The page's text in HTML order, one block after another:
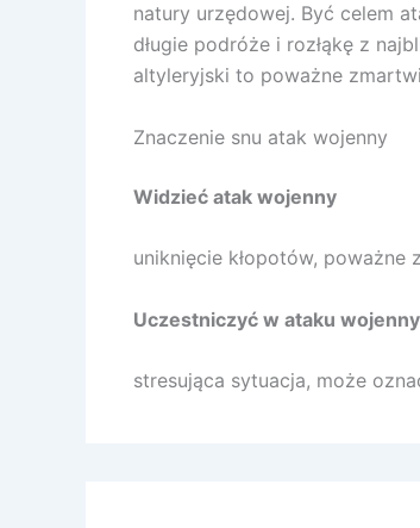
natury urzędowej. Być celem
długie podróże i rozłąkę z
altyleryjski to poważne
Znaczenie snu atak wojenny
Widzieć atak wojenny
uniknięcie kłopotów,
Uczestniczyć w ataku
stresująca sytuacja, może